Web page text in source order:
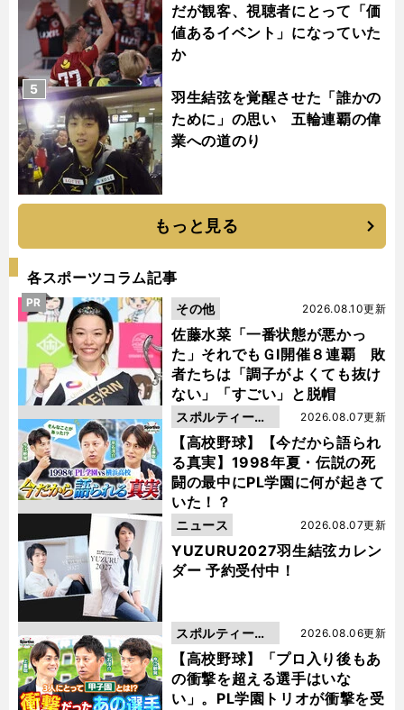
だが観客、視聴者にとって「価
値あるイベント」になっていた
か
羽生結弦を覚醒させた「誰かの
ために」の思い 五輪連覇の偉
業への道のり
5
もっと見る
各スポーツコラム記事
佐藤水菜「一番状態が悪かっ
た」それでもＧⅠ開催８連覇 敗
者たちは「調子がよくても抜け
ない」「すごい」と脱帽
2026.08.10更新
その他
PR
【高校野球】【今だから語られ
る真実】1998年夏・伝説の死
闘の最中にPL学園に何が起きて
いた！？
2026.08.07更新
スポルティーバ
動画
YUZURU2027羽生結弦カレン
ダー 予約受付中！
2026.08.07更新
ニュース
【高校野球】「プロ入り後もあ
の衝撃を超える選手はいな
い」。PL学園トリオが衝撃を受
2026.08.06更新
スポルティーバ
動画